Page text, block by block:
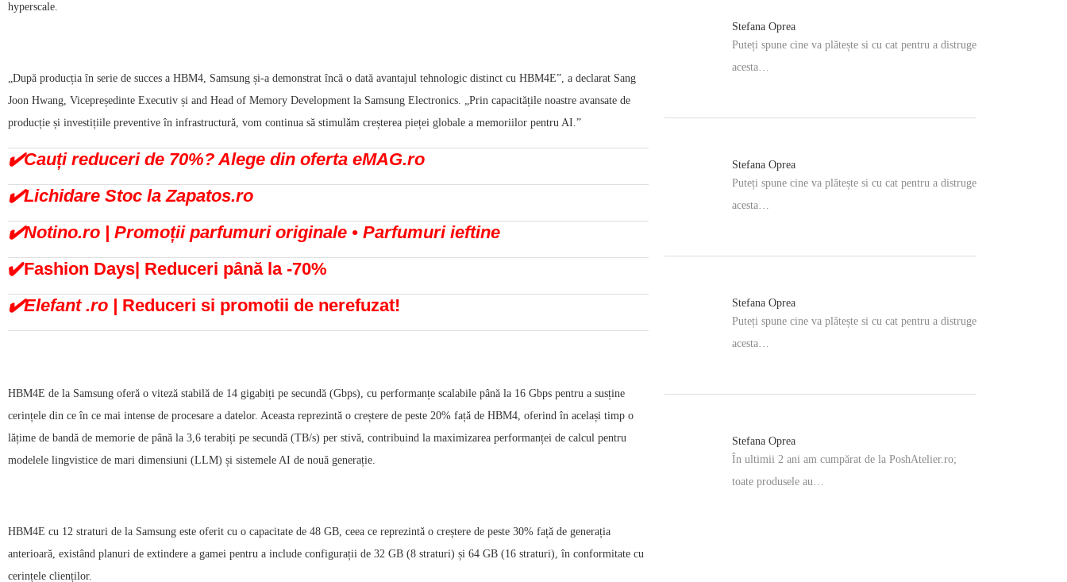
hyperscale.
„După producția în serie de succes a HBM4, Samsung și-a demonstrat încă o dată avantajul tehnologic distinct cu HBM4E”, a declarat Sang
Joon Hwang, Vicepreședinte Executiv și and Head of Memory Development la Samsung Electronics. „Prin capacitățile noastre avansate de
producție și investițiile preventive în infrastructură, vom continua să stimulăm creșterea pieței globale a memoriilor pentru AI.”
✔️Cauți reduceri de 70%? Alege din oferta eMAG.ro
✔️Lichidare Stoc la Zapatos.ro
✔️Notino.ro | Promoții parfumuri originale • Parfumuri ieftine
✔️Fashion Days| Reduceri până la -70%
✔️Elefant .ro | Reduceri si promotii de nerefuzat!
HBM4E de la Samsung oferă o viteză stabilă de 14 gigabiți pe secundă (Gbps), cu performanțe scalabile până la 16 Gbps pentru a susține
cerințele din ce în ce mai intense de procesare a datelor. Aceasta reprezintă o creștere de peste 20% față de HBM4, oferind în același timp o
lățime de bandă de memorie de până la 3,6 terabiți pe secundă (TB/s) per stivă, contribuind la maximizarea performanței de calcul pentru
modelele lingvistice de mari dimensiuni (LLM) și sistemele AI de nouă generație.
HBM4E cu 12 straturi de la Samsung este oferit cu o capacitate de 48 GB, ceea ce reprezintă o creștere de peste 30% față de generația
anterioară, existând planuri de extindere a gamei pentru a include configurații de 32 GB (8 straturi) și 64 GB (16 straturi), în conformitate cu
cerințele clienților.
Stefana Oprea
Puteți spune cine va plătește si cu cat pentru a distruge
acesta…
Stefana Oprea
Puteți spune cine va plătește si cu cat pentru a distruge
acesta…
Stefana Oprea
Puteți spune cine va plătește si cu cat pentru a distruge
acesta…
Stefana Oprea
În ultimii 2 ani am cumpărat de la PoshAtelier.ro;
toate produsele au…